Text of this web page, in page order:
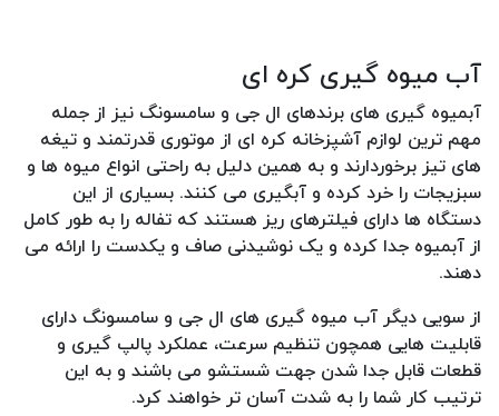
آب میوه گیری کره ای
آبمیوه گیری های برندهای ال جی و سامسونگ نیز از جمله
مهم ترین لوازم آشپزخانه کره ای از موتوری قدرتمند و تیغه
های تیز برخوردارند و به همین دلیل به راحتی انواع میوه ها و
سبزیجات را خرد کرده و آبگیری می کنند. بسیاری از این
دستگاه ها دارای فیلترهای ریز هستند که تفاله را به طور کامل
از آبمیوه جدا کرده و یک نوشیدنی صاف و یکدست را ارائه می
دهند.
از سویی دیگر آب میوه گیری های ال جی و سامسونگ دارای
قابلیت هایی همچون تنظیم سرعت، عملکرد پالپ گیری و
قطعات قابل جدا شدن جهت شستشو می باشند و به این
ترتیب کار شما را به شدت آسان تر خواهند کرد.